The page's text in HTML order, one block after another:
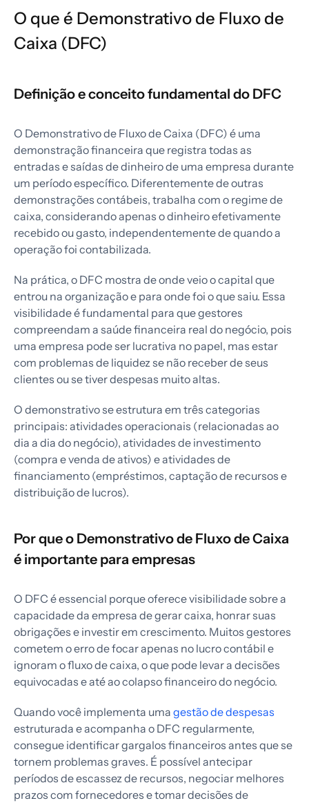
O que é Demonstrativo de Fluxo de
Caixa (DFC)
Definição e conceito fundamental do DFC
O Demonstrativo de Fluxo de Caixa (DFC) é uma
demonstração financeira que registra todas as
entradas e saídas de dinheiro de uma empresa durante
um período específico. Diferentemente de outras
demonstrações contábeis, trabalha com o regime de
caixa, considerando apenas o dinheiro efetivamente
recebido ou gasto, independentemente de quando a
operação foi contabilizada.
Na prática, o DFC mostra de onde veio o capital que
entrou na organização e para onde foi o que saiu. Essa
visibilidade é fundamental para que gestores
compreendam a saúde financeira real do negócio, pois
uma empresa pode ser lucrativa no papel, mas estar
com problemas de liquidez se não receber de seus
clientes ou se tiver despesas muito altas.
O demonstrativo se estrutura em três categorias
principais: atividades operacionais (relacionadas ao
dia a dia do negócio), atividades de investimento
(compra e venda de ativos) e atividades de
financiamento (empréstimos, captação de recursos e
distribuição de lucros).
Por que o Demonstrativo de Fluxo de Caixa
é importante para empresas
O DFC é essencial porque oferece visibilidade sobre a
capacidade da empresa de gerar caixa, honrar suas
obrigações e investir em crescimento. Muitos gestores
cometem o erro de focar apenas no lucro contábil e
ignoram o fluxo de caixa, o que pode levar a decisões
equivocadas e até ao colapso financeiro do negócio.
Quando você implementa uma gestão de despesas
estruturada e acompanha o DFC regularmente,
consegue identificar gargalos financeiros antes que se
tornem problemas graves. É possível antecipar
períodos de escassez de recursos, negociar melhores
prazos com fornecedores e tomar decisões de